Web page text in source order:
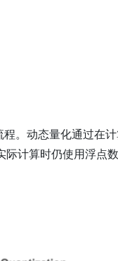
。动态量化通过在
际计算时仍使用浮点